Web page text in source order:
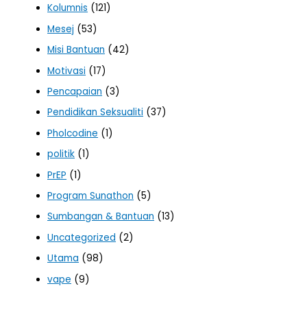
Kolumnis (121)
Mesej (53)
Misi Bantuan (42)
Motivasi (17)
Pencapaian (3)
Pendidikan Seksualiti (37)
Pholcodine (1)
politik (1)
PrEP (1)
Program Sunathon (5)
Sumbangan & Bantuan (13)
Uncategorized (2)
Utama (98)
vape (9)